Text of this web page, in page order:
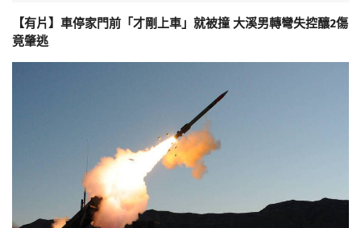
【有片】車停家門前「才剛上車」就被撞 大溪男轉彎失控釀2傷
竟肇逃